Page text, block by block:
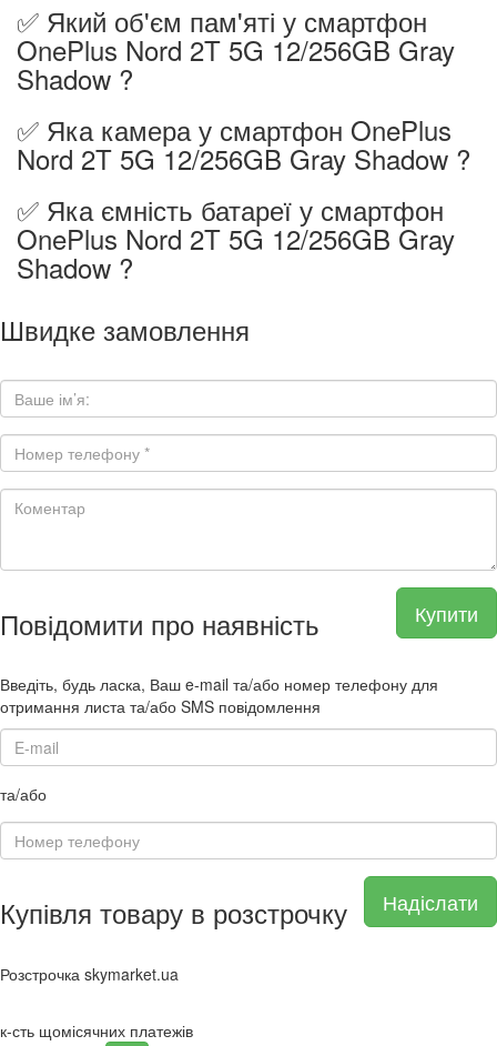
✅ Який об'єм пам'яті у смартфон
OnePlus Nord 2T 5G 12/256GB Gray
Shadow ?
✅ Яка камера у смартфон OnePlus
Nord 2T 5G 12/256GB Gray Shadow ?
✅ Яка ємність батареї у смартфон
OnePlus Nord 2T 5G 12/256GB Gray
Shadow ?
Швидке замовлення
Купити
Повідомити про наявність
Введіть, будь ласка, Ваш e-mail та/або номер телефону для
отримання листа та/або SMS повідомлення
та/або
Надіслати
Купівля товару в розстрочку
Розстрочка skymarket.ua
к-сть щомісячних платежів